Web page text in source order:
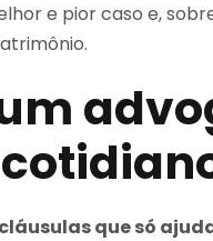
e pior caso e,
que só